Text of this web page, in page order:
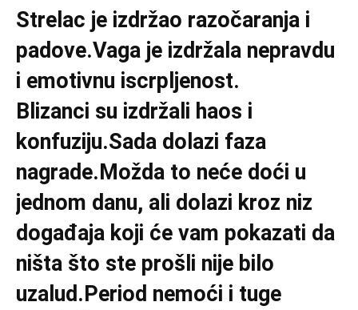
Strelac je izdržao razočaranja i
padove.Vaga je izdržala nepravdu
i emotivnu iscrpljenost.
Blizanci su izdržali haos i
konfuziju.Sada dolazi faza
nagrade.Možda to neće doći u
jednom danu, ali dolazi kroz niz
događaja koji će vam pokazati da
ništa što ste prošli nije bilo
uzalud.Period nemoći i tuge